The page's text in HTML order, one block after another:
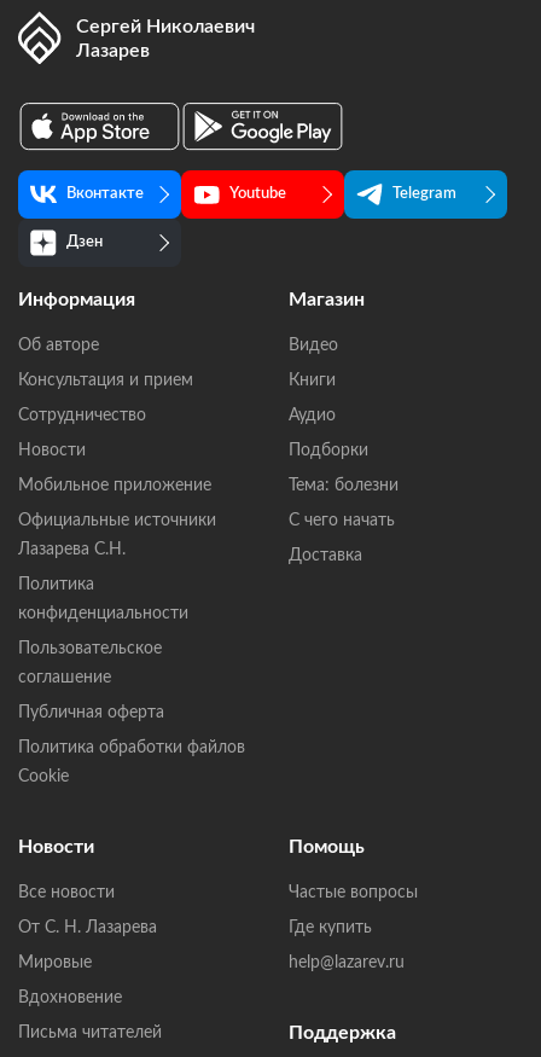
Сергей Николаевич
Лазарев
Вконтакте Youtube Telegram
Дзен
Информация
Об авторе
Консультация и прием
Сотрудничество
Новости
Мобильное приложение
Официальные источники
Лазарева С.Н.
Политика
конфиденциальности
Пользовательское
соглашение
Публичная оферта
Политика обработки файлов
Cookie
Магазин
Видео
Книги
Аудио
Подборки
Тема: болезни
С чего начать
Доставка
Новости
Все новости
От С. Н. Лазарева
Мировые
Вдохновение
Письма читателей
Помощь
Частые вопросы
Где купить
help@lazarev.ru
Поддержка